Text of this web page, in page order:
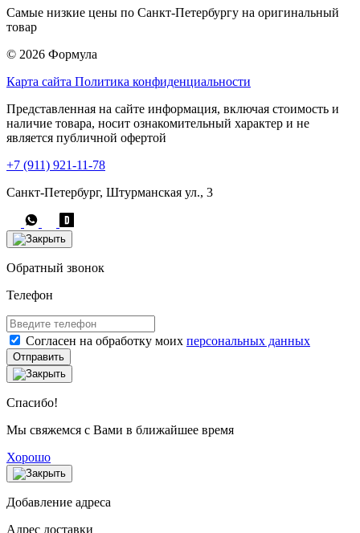
Самые низкие цены по Санкт-Петербургу на оригинальный
товар
© 2026 Формула
Карта сайта Политика конфиденциальности
Представленная на сайте информация, включая стоимость и
наличие товара, носит ознакомительный характер и не
является публичной офертой
+7 (911) 921-11-78
Санкт-Петербург, Штурманская ул., 3
Обратный звонок
Телефон
Согласен на обработку моих персональных данных
Отправить
Спасибо!
Мы свяжемся с Вами в ближайшее время
Хорошо
Добавление адреса
Адрес доставки